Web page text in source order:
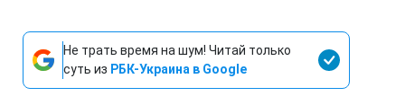
Не трать время на шум! Читай только
суть из РБК-Украина в Google